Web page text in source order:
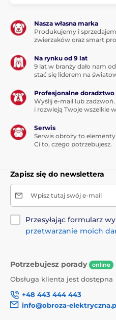
Nasza własna marka
Produkujemy i
zwierzaków oraz smart
Na rynku od 9 lat
9 lat w branży dało nam
stać się liderem na
Profesjonalne doradztwo
Wyślij e-mail lub
i rozwieją Twoje wszelkie
Serwis
Serwis obroży to elementy
Ci to, czego potrzebujesz.
Zapisz się do newslettera
Wpisz tutaj swój e-mail
Przesyłając formularz
przetwarzanie moich
Potrzebujesz porady online
Obsługa klienta jest dostępna
+48 443 444 443
info@obroza-